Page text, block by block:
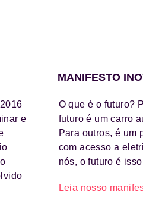
e
MANIFESTO
O que é o futuro?
futuro é um carro
Para outros, é um
com acesso a
nós, o futuro é
Leia nosso